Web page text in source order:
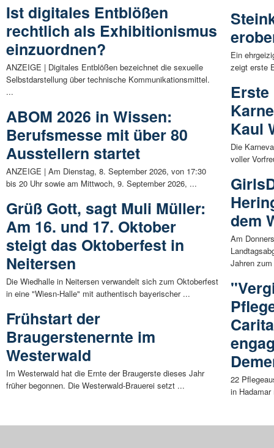
Ist digitales Entblößen
rechtlich als Exhibitionismus
einzuordnen?
ANZEIGE | Digitales Entblößen bezeichnet die sexuelle
Selbstdarstellung über technische Kommunikationsmittel.
...
ABOM 2026 in Wissen:
Berufsmesse mit über 80
Ausstellern startet
ANZEIGE | Am Dienstag, 8. September 2026, von 17:30
bis 20 Uhr sowie am Mittwoch, 9. September 2026, ...
Grüß Gott, sagt Muli Müller:
Am 16. und 17. Oktober
steigt das Oktoberfest in
Neitersen
Die Wiedhalle in Neitersen verwandelt sich zum Oktoberfest
in eine "Wiesn-Halle" mit authentisch bayerischer ...
Frühstart der
Braugerstenernte im
Westerwald
Im Westerwald hat die Ernte der Braugerste dieses Jahr
früher begonnen. Die Westerwald-Brauerei setzt ...
Ein
zeigt erste
Kaul
Die
voller
dem
Am
Jahren
22
in